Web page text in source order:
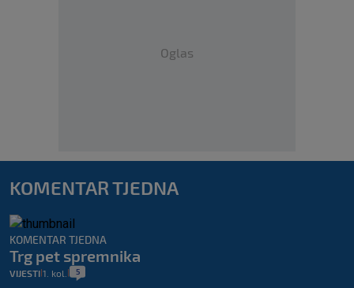
Oglas
KOMENTAR TJEDNA
KOMENTAR TJEDNA
Trg pet spremnika
VIJESTI 1. kol. 5